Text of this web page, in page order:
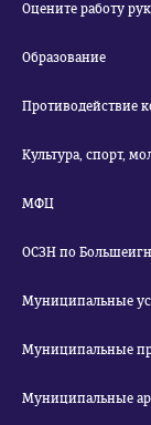
Оцените работу
Образование
Противодействие
Культура, спорт,
МФЦ
ОСЗН по
Муниципальные
Муниципальные
Муниципальные